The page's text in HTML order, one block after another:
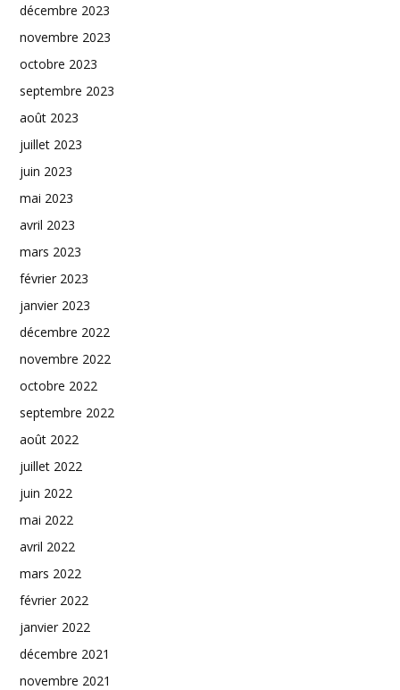
décembre 2023
novembre 2023
octobre 2023
septembre 2023
août 2023
juillet 2023
juin 2023
mai 2023
avril 2023
mars 2023
février 2023
janvier 2023
décembre 2022
novembre 2022
octobre 2022
septembre 2022
août 2022
juillet 2022
juin 2022
mai 2022
avril 2022
mars 2022
février 2022
janvier 2022
décembre 2021
novembre 2021